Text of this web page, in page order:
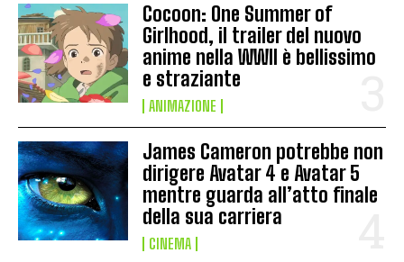
Cocoon: One Summer of
Girlhood, il trailer del nuovo
anime nella WWII è bellissimo
e straziante
ANIMAZIONE
James Cameron potrebbe non
dirigere Avatar 4 e Avatar 5
mentre guarda all’atto finale
della sua carriera
CINEMA